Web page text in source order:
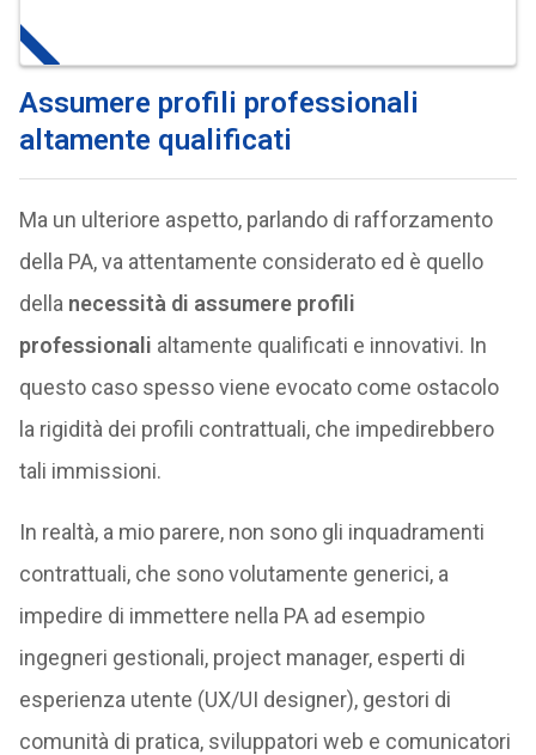
Assumere profili professionali
altamente qualificati
Ma un ulteriore aspetto, parlando di rafforzamento
della PA, va attentamente considerato ed è quello
della necessità di assumere profili
professionali altamente qualificati e innovativi. In
questo caso spesso viene evocato come ostacolo
la rigidità dei profili contrattuali, che impedirebbero
tali immissioni.
In realtà, a mio parere, non sono gli inquadramenti
contrattuali, che sono volutamente generici, a
impedire di immettere nella PA ad esempio
ingegneri gestionali, project manager, esperti di
esperienza utente (UX/UI designer), gestori di
comunità di pratica, sviluppatori web e comunicatori